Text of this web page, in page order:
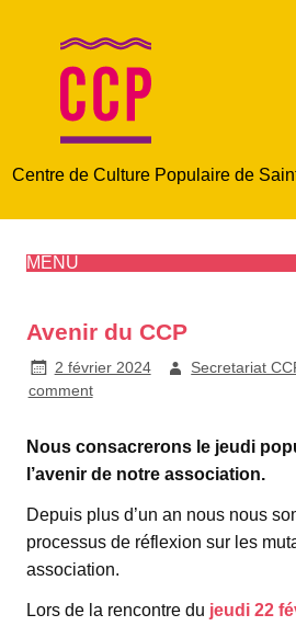
Centre de Culture Populaire de
MENU
Avenir du CCP
2 février 2024 Secretariat
comment
Nous consacrerons le jeudi
l’avenir de notre association.
Depuis plus d’un an nous nous
processus de réflexion sur les
association.
Lors de la rencontre du jeudi 22